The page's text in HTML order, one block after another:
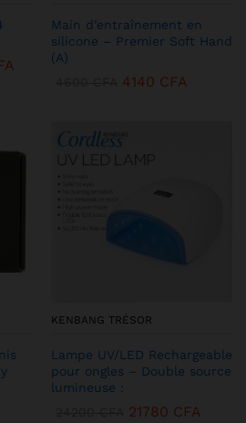
Main d’entraînement en
silicone – Premier Soft Hand
(A)
4140 CFA
KENBANG TRÉSOR
Lampe UV/LED Rechargeable
pour ongles – Double source
lumineuse :
21780 CFA